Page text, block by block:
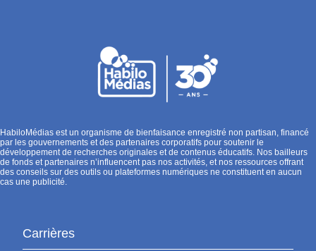
HabiloMédias est un organisme de bienfaisance enregistré non partisan, financé
par les gouvernements et des partenaires corporatifs pour soutenir le
développement de recherches originales et de contenus éducatifs. Nos bailleurs
de fonds et partenaires n’influencent pas nos activités, et nos ressources offrant
des conseils sur des outils ou plateformes numériques ne constituent en aucun
cas une publicité.
Carrières